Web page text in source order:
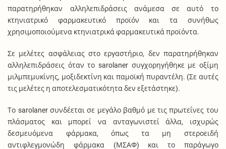
παρατηρήθηκαν αλληλεπιδράσεις ανάμεσα σε αυτό το
κτηνιατρικό φαρμακευτικό προϊόν και τα συνήθως
χρησιμοποιούμενα κτηνιατρικά φαρμακευτικά προϊόντα.
Σε μελέτες ασφάλειας στο εργαστήριο, δεν παρατηρήθηκαν
αλληλεπιδράσεις όταν το sarolaner συγχορηγήθηκε με οξίμη
μιλμπεμυκίνης, μοξιδεκτίνη και παμοϊκή πυραντέλη. (Σε αυτές
τις μελέτες η αποτελεσματικότητα δεν εξετάστηκε).
Το sarolaner συνδέεται σε μεγάλο βαθμό με τις πρωτεΐνες του
πλάσματος και μπορεί να ανταγωνιστεί άλλα, ισχυρώς
δεσμευόμενα φάρμακα, όπως τα μη στεροειδή
αντιφλεγμονώδη φάρμακα (ΜΣΑΦ) και το παράγωγο